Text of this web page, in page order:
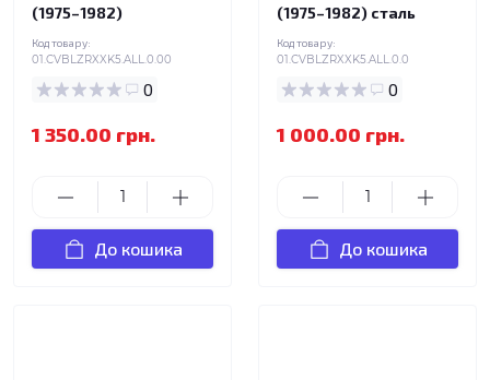
(1975–1982)
Код товару:
01.CVBLZRXXK5.ALL.0.00
0
1 350.00 грн.
До кошика
(1975–1982) сталь
Код товару:
01.CVBLZRXXK5.ALL.0.0
0
1 000.00 грн.
До кошика